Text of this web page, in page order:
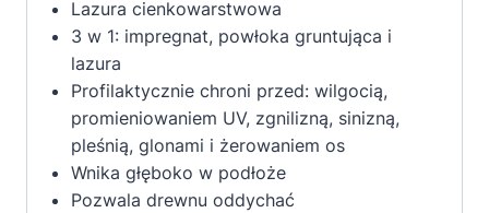
Lazura cienkowarstwowa
3 w 1: impregnat, powłoka gruntująca i
lazura
Profilaktycznie chroni przed: wilgocią,
promieniowaniem UV, zgnilizną, sinizną,
pleśnią, glonami i żerowaniem os
Wnika głęboko w podłoże
Pozwala drewnu oddychać